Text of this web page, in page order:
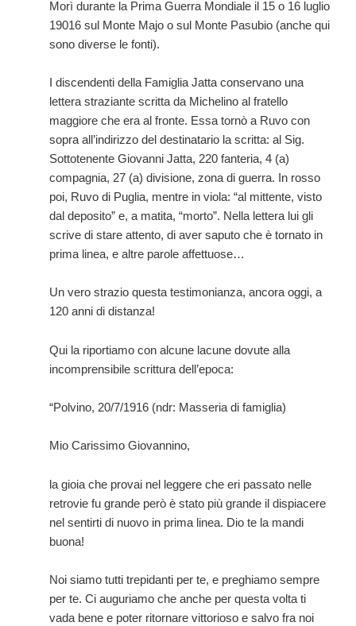
Morì durante la Prima Guerra Mondiale il 15 o 16 luglio
19016 sul Monte Majo o sul Monte Pasubio (anche qui
sono diverse le fonti).
I discendenti della Famiglia Jatta conservano una
lettera straziante scritta da Michelino al fratello
maggiore che era al fronte. Essa tornò a Ruvo con
sopra all’indirizzo del destinatario la scritta: al Sig.
Sottotenente Giovanni Jatta, 220 fanteria, 4 (a)
compagnia, 27 (a) divisione, zona di guerra. In rosso
poi, Ruvo di Puglia, mentre in viola: “al mittente, visto
dal deposito” e, a matita, “morto”. Nella lettera lui gli
scrive di stare attento, di aver saputo che è tornato in
prima linea, e altre parole affettuose…
Un vero strazio questa testimonianza, ancora oggi, a
120 anni di distanza!
Qui la riportiamo con alcune lacune dovute alla
incomprensibile scrittura dell’epoca:
“Polvino, 20/7/1916 (ndr: Masseria di famiglia)
Mio Carissimo Giovannino,
la gioia che provai nel leggere che eri passato nelle
retrovie fu grande però è stato più grande il dispiacere
nel sentirti di nuovo in prima linea. Dio te la mandi
buona!
Noi siamo tutti trepidanti per te, e preghiamo sempre
per te. Ci auguriamo che anche per questa volta ti
vada bene e poter ritornare vittorioso e salvo fra noi